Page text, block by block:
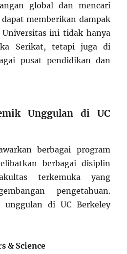
global dan mencari
memberikan dampak
ini tidak hanya
Serikat, tetapi juga di
pusat pendidikan dan
Unggulan di UC
berbagai program
berbagai disiplin
terkemuka yang
pengetahuan.
unggulan di UC Berkeley
& Science